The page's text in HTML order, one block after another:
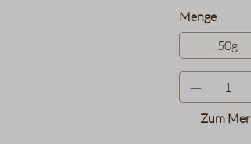
Menge
50g
Zum